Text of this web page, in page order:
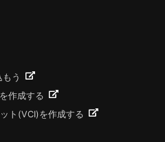
う
作成する
ト(VCI)を作成する